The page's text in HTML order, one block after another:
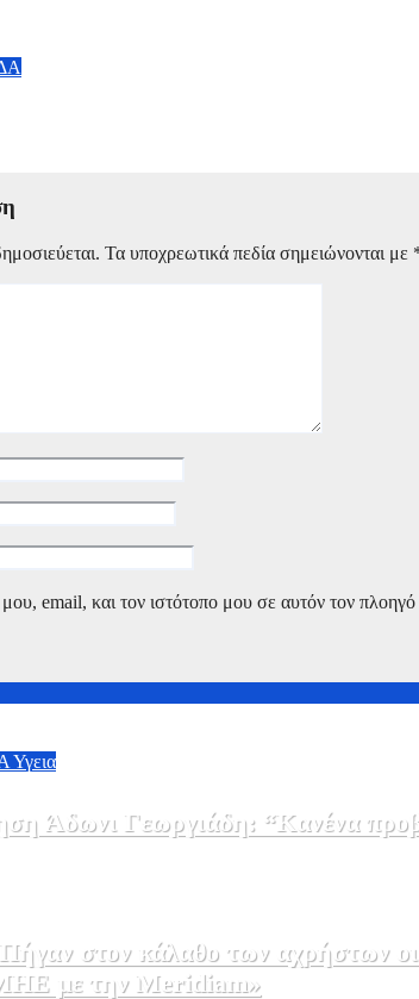
Τα υποχρεωτικά πεδία σημειώνονται με
email, και τον ιστότοπο μου σε αυτόν τον
Υγεια
Άδωνι Γεωργιάδη: “Κανένα
στον κάλαθο των αχρήστων οι
με την Meridiam»